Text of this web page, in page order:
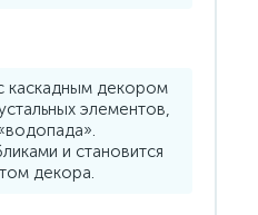
каскадным декором
элементов,
и становится
декора.